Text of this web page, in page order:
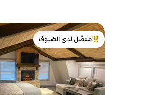
من أبرز البيوت المفضّلة لدى الضيوف
مفضّل لدى الضيوف